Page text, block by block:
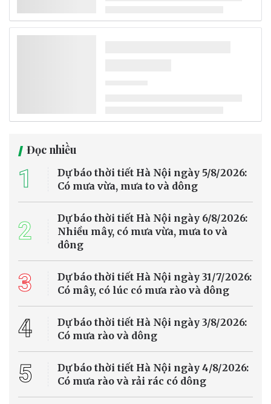
Đọc nhiều
1
Dự báo thời tiết Hà Nội ngày 5/8/2026:
Có mưa vừa, mưa to và dông
2
Dự báo thời tiết Hà Nội ngày 6/8/2026:
Nhiều mây, có mưa vừa, mưa to và
dông
3
Dự báo thời tiết Hà Nội ngày 31/7/2026:
Có mây, có lúc có mưa rào và dông
4
Dự báo thời tiết Hà Nội ngày 3/8/2026:
Có mưa rào và dông
5
Dự báo thời tiết Hà Nội ngày 4/8/2026:
Có mưa rào và rải rác có dông